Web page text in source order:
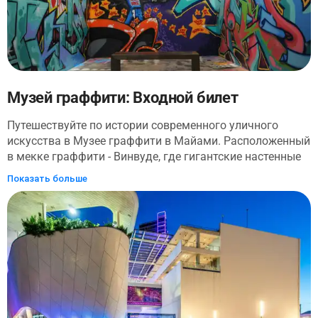
Музей граффити: Входной билет
Путешествуйте по истории современного уличного
искусства в Музее граффити в Майами. Расположенный
в мекке граффити - Винвуде, где гигантские настенные
фрески и процветающая культурно-художественная
сцена закрасили заброшенный промышленный район,
Музей граффити проведет вас по американским горкам
истории граффити, от его демонизированных корней в
контркультуре 60-х и 70-х годов до высоко уважаемого
(и дорого продаваемого на аукционе) вида искусства,
которым он является сегодня. На крытой выставочной
площадке представлены потрясающие работы
известных художников и архивные материалы,
документирующие эволюцию граффити от вандализма
Показать больше